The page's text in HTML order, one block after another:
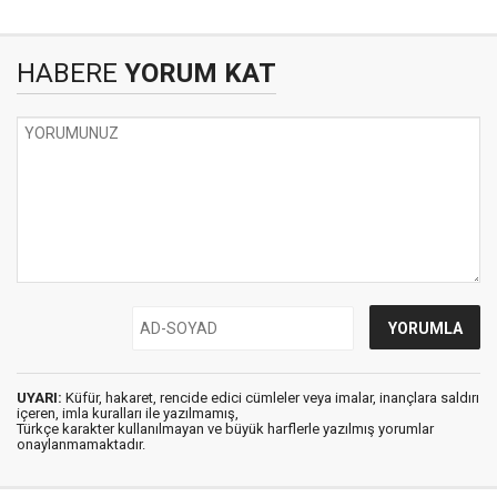
HABERE YORUM KAT
UYARI: Küfür, hakaret, rencide edici cümleler veya imalar, inançlara saldırı
içeren, imla kuralları ile yazılmamış,
Türkçe karakter kullanılmayan ve büyük harflerle yazılmış yorumlar
onaylanmamaktadır.